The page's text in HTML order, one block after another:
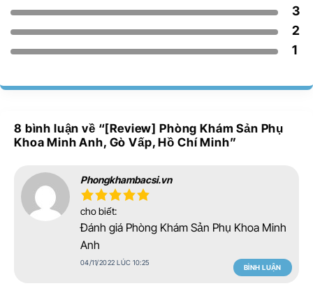
3
2
1
8 bình luận về “[Review] Phòng Khám Sản Phụ
Khoa Minh Anh, Gò Vấp, Hồ Chí Minh”
Phongkhambacsi.vn
cho biết:
Đánh giá Phòng Khám Sản Phụ Khoa Minh
Anh
04/11/2022 LÚC 10:25
BÌNH LUẬN